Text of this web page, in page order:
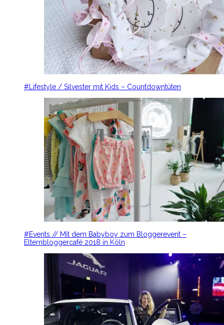
#Lifestyle / Silvester mit Kids – Countdowntüten
#Events // Mit dem Babyboy zum Bloggerevent –
Elternbloggercafé 2018 in Köln